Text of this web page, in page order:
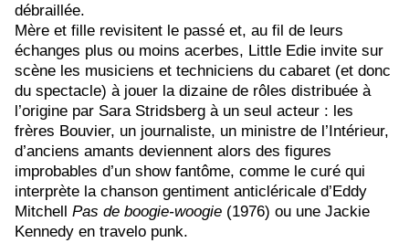
débraillée.
Mère et fille revisitent le passé et, au fil de leurs
échanges plus ou moins acerbes, Little Edie invite sur
scène les musiciens et techniciens du cabaret (et donc
du spectacle) à jouer la dizaine de rôles distribuée à
l’origine par Sara Stridsberg à un seul acteur : les
frères Bouvier, un journaliste, un ministre de l’Intérieur,
d’anciens amants deviennent alors des figures
improbables d’un show fantôme, comme le curé qui
interprète la chanson gentiment anticléricale d’Eddy
Mitchell Pas de boogie-woogie (1976) ou une Jackie
Kennedy en travelo punk.